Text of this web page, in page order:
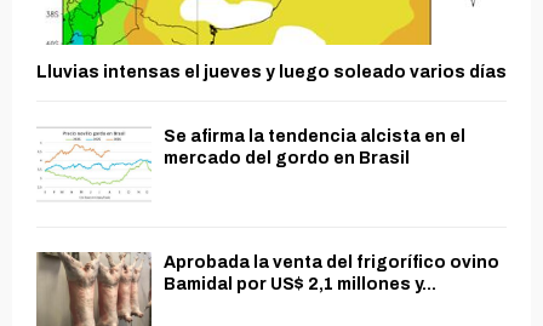
Lluvias intensas el jueves y luego soleado varios días
Se afirma la tendencia alcista en el
mercado del gordo en Brasil
Aprobada la venta del frigorífico ovino
Bamidal por US$ 2,1 millones y...